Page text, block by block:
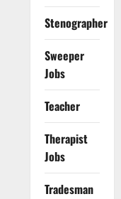
Stenographer
Sweeper
Jobs
Teacher
Therapist
Jobs
Tradesman